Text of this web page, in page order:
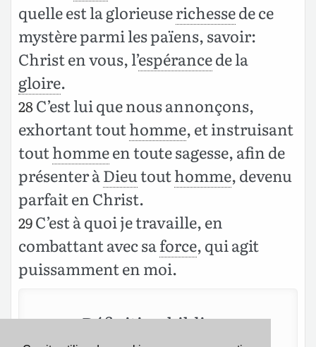
quelle est la glorieuserichessede ce
mystère parmi les païens, savoir:
Christ en vous, l’espérancede la
gloire.
28C’est lui que nous annonçons,
exhortant touthomme, et instruisant
touthommeen toute sagesse, afin de
présenter àDieutouthomme, devenu
parfait en Christ.
29C’est à quoi je travaille, en
combattant avec saforce, qui agit
puissamment en moi.
Définition biblique